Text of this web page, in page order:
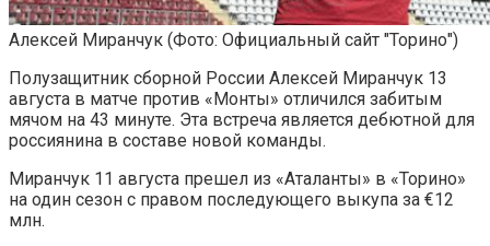
Алексей Миранчук (Фото: Официальный сайт "Торино")
Полузащитник сборной России Алексей Миранчук 13
августа в матче против «Монты» отличился забитым
мячом на 43 минуте. Эта встреча является дебютной для
россиянина в составе новой команды.
Миранчук 11 августа прешел из «Аталанты» в «Торино»
на один сезон с правом последующего выкупа за €12
млн.